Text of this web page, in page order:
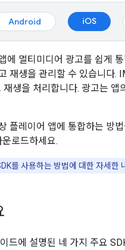
Android iOS
에 멀티미디어 광고를 쉽게
재생을 관리할 수 있습니다.
생을 처리합니다. 광고는
플레이어 앱에 통합하는 방
운로드하세요.
를 사용하는 방법에 대한 자세한
드에 설명된 네 가지 주요